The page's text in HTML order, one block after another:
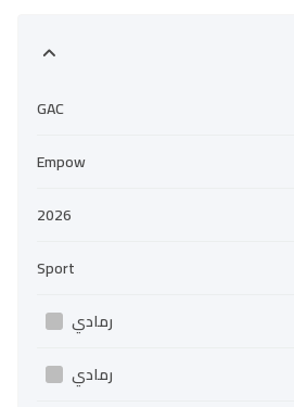
GAC
Empow
2026
Sport
رمادي
رمادي